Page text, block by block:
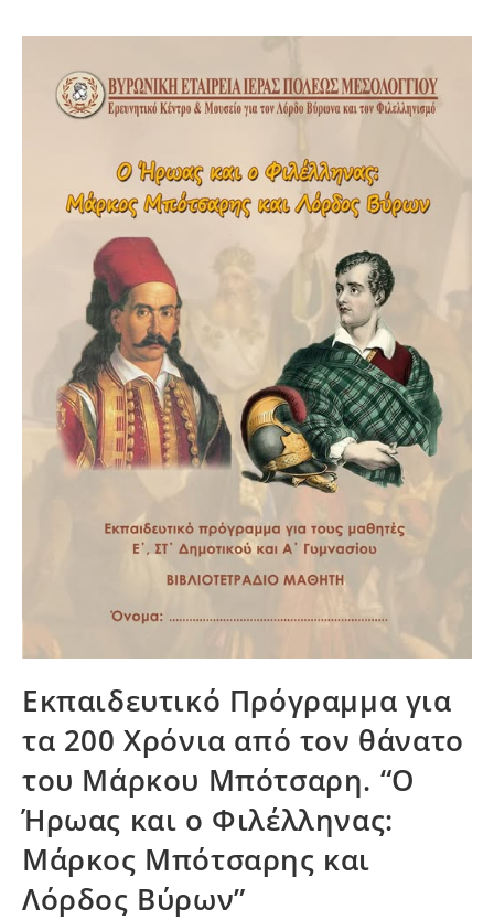
Εκπαιδευτικό Πρόγραμμα για
τα 200 Χρόνια από τον θάνατο
του Μάρκου Μπότσαρη. “Ο
Ήρωας και ο Φιλέλληνας:
Μάρκος Μπότσαρης και
Λόρδος Βύρων”